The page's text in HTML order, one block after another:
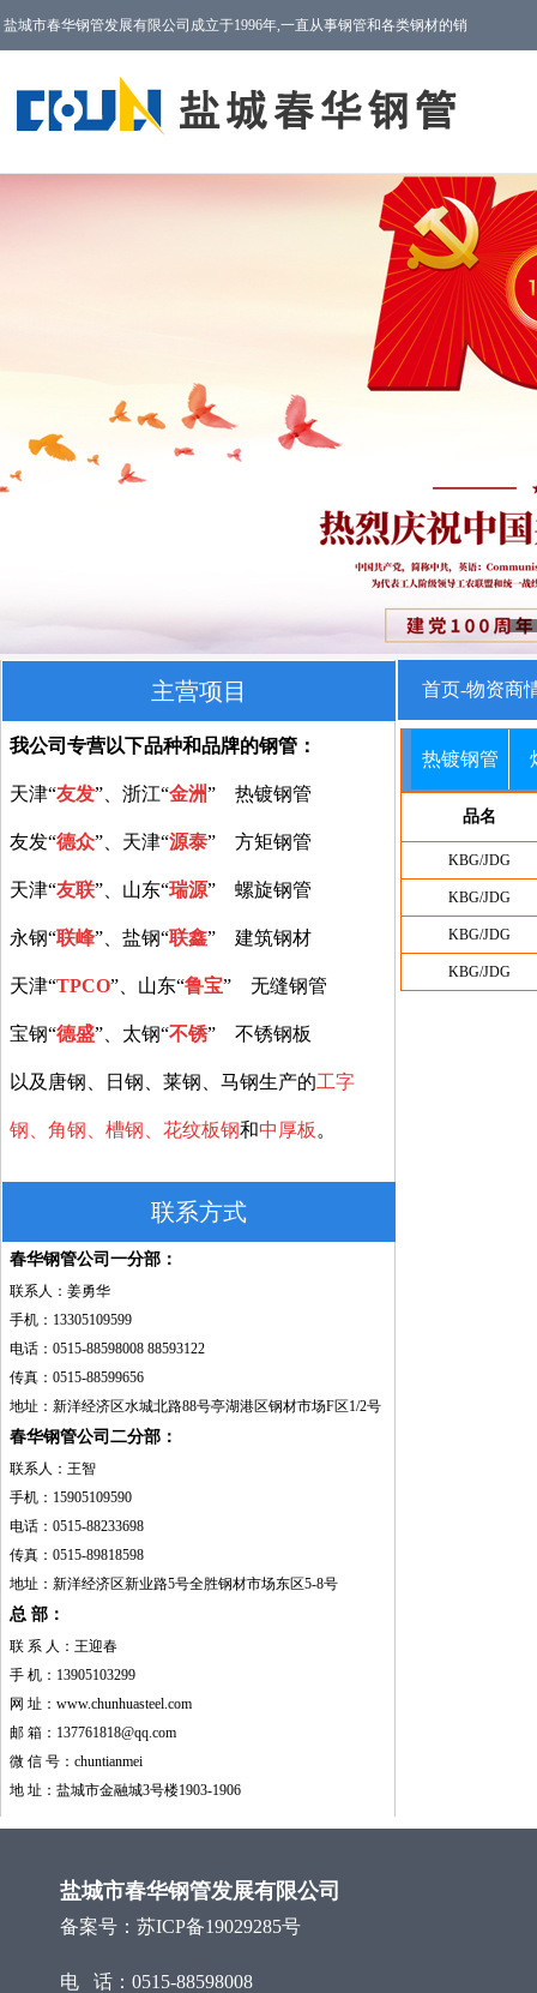
盐城市春华钢管发展有限公司成立于1996年,一直从事钢管和各类钢材的销
主营项目
我公司专营以下品种和品牌的钢管：
天津“友发”、浙江“金洲” 热镀钢管
友发“德众”、天津“源泰” 方矩钢管
天津“友联”、山东“瑞源” 螺旋钢管
永钢“联峰”、盐钢“联鑫” 建筑钢材
天津“TPCO”、山东“鲁宝” 无缝钢管
宝钢“德盛”、太钢“不锈” 不锈钢板
以及唐钢、日钢、莱钢、马钢生产的工字
钢、角钢、槽钢、花纹板钢和中厚板 。
联系方式
春华钢管公司一分部：
联系人：姜勇华
手机：13305109599
电话：0515-88598008 88593122
传真：0515-88599656
地址：新洋经济区水城北路88号亭湖港区钢材市场F区1/2号
春华钢管公司二分部：
联系人：王智
手机：15905109590
电话：0515-88233698
传真：0515-89818598
地址：新洋经济区新业路5号全胜钢材市场东区5-8号
总 部：
联 系 人：王迎春
手 机：13905103299
网 址： www.chunhuasteel.com
邮 箱： 137761818@qq.com
微 信 号：chuntianmei
地 址：盐城市金融城3号楼1903-1906
首页-物资商
热镀钢管
品名
KBG/JDG
KBG/JDG
KBG/JDG
KBG/JDG
盐城市春华钢管发展有限公司
备案号： 苏ICP备19029285号
电 话：0515-88598008